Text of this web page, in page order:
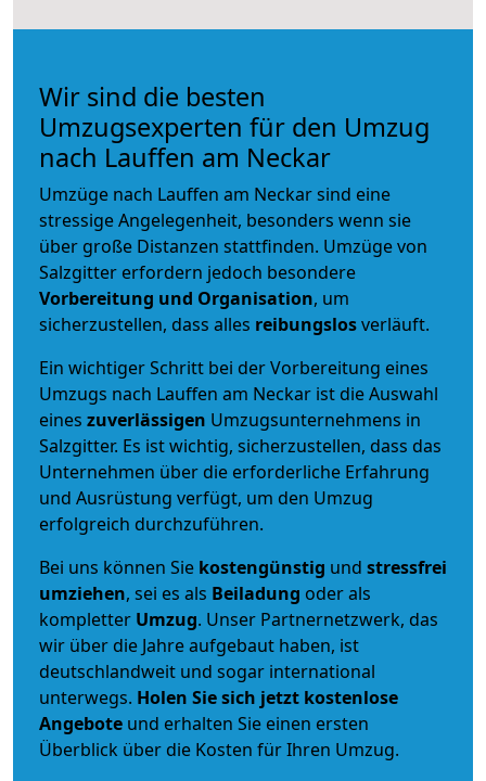
Wir sind die besten
Umzugsexperten für den Umzug
nach Lauffen am Neckar
Umzüge nach Lauffen am Neckar sind eine
stressige Angelegenheit, besonders wenn sie
über große Distanzen stattfinden. Umzüge von
Salzgitter erfordern jedoch besondere
Vorbereitung und Organisation, um
sicherzustellen, dass alles reibungslosverläuft.
Ein wichtiger Schritt bei der Vorbereitung eines
Umzugs nach Lauffen am Neckar ist die Auswahl
eines zuverlässigen Umzugsunternehmens in
Salzgitter. Es ist wichtig, sicherzustellen, dass das
Unternehmen über die erforderliche Erfahrung
und Ausrüstung verfügt, um den Umzug
erfolgreich durchzuführen.
Bei uns können Sie kostengünstig und stressfrei
umziehen, sei es als Beiladung oder als
kompletter Umzug. Unser Partnernetzwerk, das
wir über die Jahre aufgebaut haben, ist
deutschlandweit und sogar international
unterwegs. Holen Sie sich jetzt kostenlose
Angebote und erhalten Sie einen ersten
Überblick über die Kosten für Ihren Umzug.